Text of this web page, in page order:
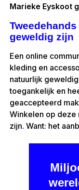
Marieke Eyskoot
geweldig zijn
Een online
kleding en
natuurlijk
toegankelijk en
geaccepteerd
Winkelen op deze
zijn. Want: het